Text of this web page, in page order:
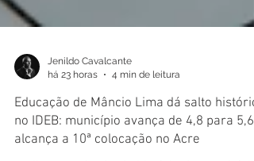
Jenildo Cavalcante
Educação de Mâncio Lima dá salto
no IDEB: município avança de 4,8 para 5,6